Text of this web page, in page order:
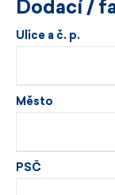
Dodací /
Ulice a č. p.
Město
PSČ